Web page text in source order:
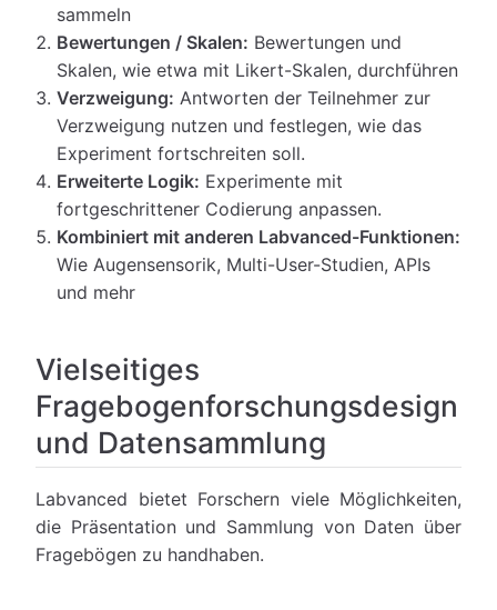
sammeln
Bewertungen / Skalen: Bewertungen und
Skalen, wie etwa mit Likert-Skalen, durchführen
Verzweigung: Antworten der Teilnehmer zur
Verzweigung nutzen und festlegen, wie das
Experiment fortschreiten soll.
Erweiterte Logik: Experimente mit
fortgeschrittener Codierung anpassen.
Kombiniert mit anderen Labvanced-Funktionen:
Wie Augensensorik, Multi-User-Studien, APIs
und mehr
Vielseitiges
Fragebogenforschungsdesign
und Datensammlung
Labvanced bietet Forschern viele Möglichkeiten,
die Präsentation und Sammlung von Daten über
Fragebögen zu handhaben.